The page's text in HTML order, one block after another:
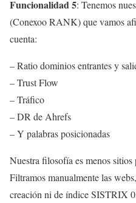
Funcionalidad 5: Tenemos
(Conexoo RANK) que vamos
cuenta:
– Ratio dominios entrantes y
– Trust Flow
– Tráfico
– DR de Ahrefs
– Y palabras posicionadas
Nuestra filosofía es menos
Filtramos manualmente las
creación ni de índice SISTRIX